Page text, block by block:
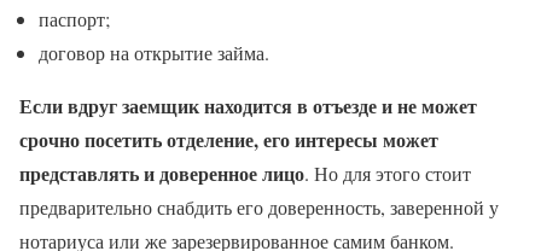
паспорт;
договор на открытие займа.
Если вдруг заемщик находится в отъезде и не может
срочно посетить отделение, его интересы может
представлять и доверенное лицо. Но для этого стоит
предварительно снабдить его доверенность, заверенной у
нотариуса или же зарезервированное самим банком.